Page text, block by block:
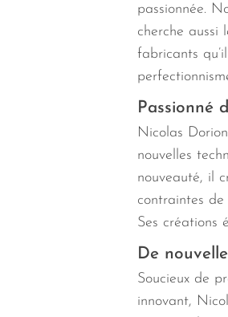
passionnée.
cherche aussi
fabricants
Passionné
Nicolas
nouvelles
nouveauté, il
contraintes
Ses créations
De
Soucieux de
innovant,